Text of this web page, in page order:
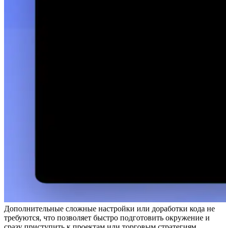
Дополнительные сложные настройки или доработки кода не
требуются, что позволяет быстро подготовить окружение и